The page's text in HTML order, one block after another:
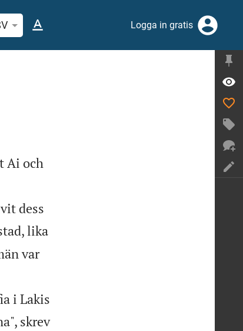
eller ord
Logga in gratis
Ai och
dess
lika
var
i Lakis
skrev